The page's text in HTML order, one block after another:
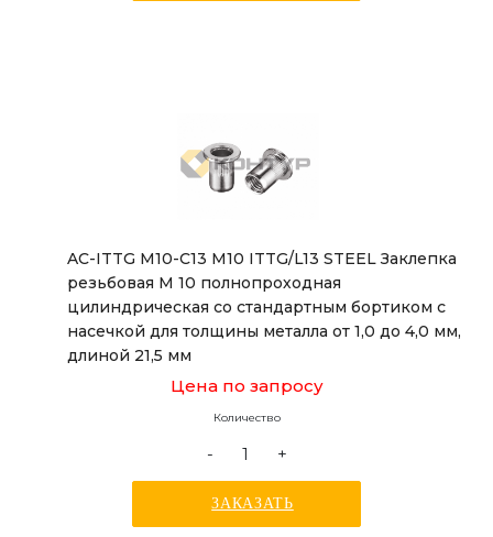
AC-ITTG M10-C13 M10 ITTG/L13 STEEL Заклепка
резьбовая М 10 полнопроходная
цилиндрическая со стандартным бортиком с
насечкой для толщины металла от 1,0 до 4,0 мм,
длиной 21,5 мм
Цена по запросу
Количество
- +
ЗАКАЗАТЬ